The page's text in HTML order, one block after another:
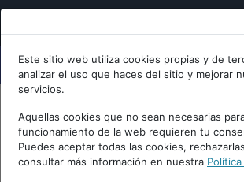
Este sitio web utiliza cookies propias y de
analizar el uso que haces del sitio y mejorar
servicios.
Aquellas cookies que no sean necesarias
funcionamiento de la web requieren tu
Puedes aceptar todas las cookies,
consultar más información en nuestra